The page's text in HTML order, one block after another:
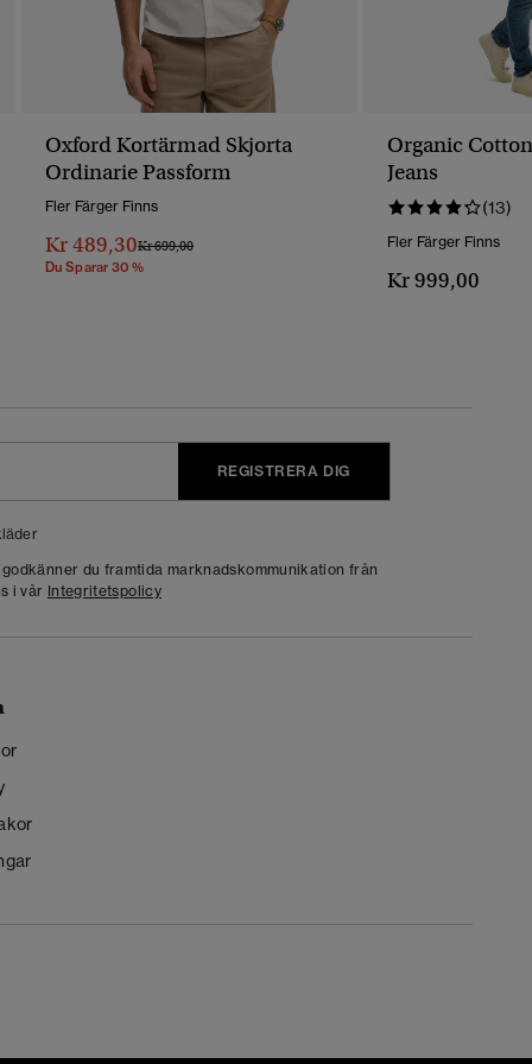
Oxford Kortärmad Skjorta
Ordinarie Passform
Fler Färger Finns
Kr 489,30Pris Reducerat Från
Kr 699,00Till
Du Sparar 30 %
Organic
Jeans
(13)
Fler Färger Finns
Kr 999,00
REGISTRERA DIG
du framtida marknadskommunikation från
i vår Integritetspolicy